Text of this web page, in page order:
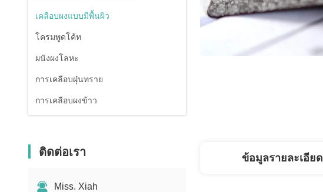
เคลือบผงแบบมีพื้นผิว
โครมพูดโค้ท
ผนังผงโลหะ
การเคลือบฝุ่นทราย
การเคลือบผงข้าว
ติดต่อเรา
Miss. Xiah
ข้อมูลรายละเอียด